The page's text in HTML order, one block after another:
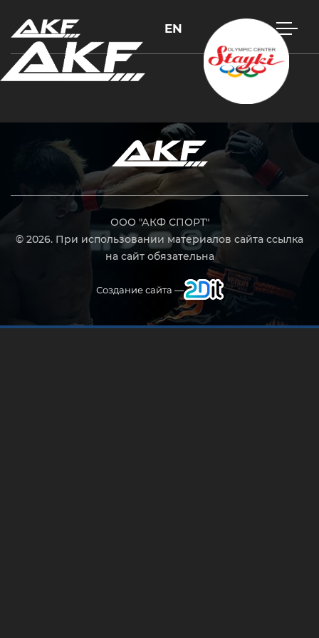
EN
ООО "АКФ СПОРТ"
© 2026. При использовании материалов сайта ссылка
на сайт обязательна
Создание сайта —
Нажмите Enter для поиска или Esc, чтобы закрыть